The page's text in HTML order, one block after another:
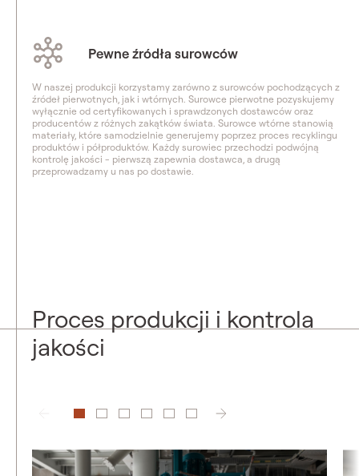
Pewne źródła surowców
W naszej produkcji korzystamy zarówno z surowców pochodzących z
źródeł pierwotnych, jak i wtórnych. Surowce pierwotne pozyskujemy
wyłącznie od certyfikowanych i sprawdzonych dostawców oraz
producentów z różnych zakątków świata. Surowce wtórne stanowią
materiały, które samodzielnie generujemy poprzez proces recyklingu
produktów i półproduktów. Każdy surowiec przechodzi podwójną
kontrolę jakości - pierwszą zapewnia dostawca, a drugą
przeprowadzamy u nas po dostawie.
Proces produkcji i kontrola
jakości